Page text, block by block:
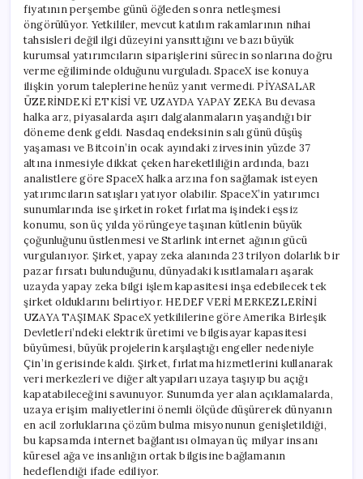
fiyatının perşembe günü öğleden sonra netleşmesi
öngörülüyor. Yetkililer, mevcut katılım rakamlarının nihai
tahsisleri değil ilgi düzeyini yansıttığını ve bazı büyük
kurumsal yatırımcıların siparişlerini sürecin sonlarına doğru
verme eğiliminde olduğunu vurguladı. SpaceX ise konuya
ilişkin yorum taleplerine henüz yanıt vermedi. PİYASALAR
ÜZERİNDEKİ ETKİSİ VE UZAYDA YAPAY ZEKA Bu devasa
halka arz, piyasalarda aşırı dalgalanmaların yaşandığı bir
döneme denk geldi. Nasdaq endeksinin salı günü düşüş
yaşaması ve Bitcoin’in ocak ayındaki zirvesinin yüzde 37
altına inmesiyle dikkat çeken hareketliliğin ardında, bazı
analistlere göre SpaceX halka arzına fon sağlamak isteyen
yatırımcıların satışları yatıyor olabilir. SpaceX’in yatırımcı
sunumlarında ise şirketin roket fırlatma işindeki eşsiz
konumu, son üç yılda yörüngeye taşınan kütlenin büyük
çoğunluğunu üstlenmesi ve Starlink internet ağının gücü
vurgulanıyor. Şirket, yapay zeka alanında 23 trilyon dolarlık bir
pazar fırsatı bulunduğunu, dünyadaki kısıtlamaları aşarak
uzayda yapay zeka bilgi işlem kapasitesi inşa edebilecek tek
şirket olduklarını belirtiyor. HEDEF VERİ MERKEZLERİNİ
UZAYA TAŞIMAK SpaceX yetkililerine göre Amerika Birleşik
Devletleri’ndeki elektrik üretimi ve bilgisayar kapasitesi
büyümesi, büyük projelerin karşılaştığı engeller nedeniyle
Çin’in gerisinde kaldı. Şirket, fırlatma hizmetlerini kullanarak
veri merkezleri ve diğer altyapıları uzaya taşıyıp bu açığı
kapatabileceğini savunuyor. Sunumda yer alan açıklamalarda,
uzaya erişim maliyetlerini önemli ölçüde düşürerek dünyanın
en acil zorluklarına çözüm bulma misyonunun genişletildiği,
bu kapsamda internet bağlantısı olmayan üç milyar insanı
küresel ağa ve insanlığın ortak bilgisine bağlamanın
hedeflendiği ifade ediliyor.